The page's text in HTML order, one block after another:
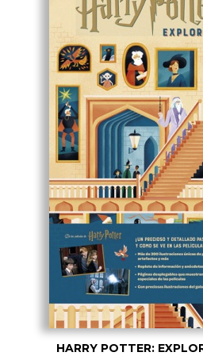
HARRY POTTER: